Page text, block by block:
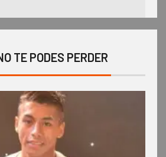
TE PODES PERDER